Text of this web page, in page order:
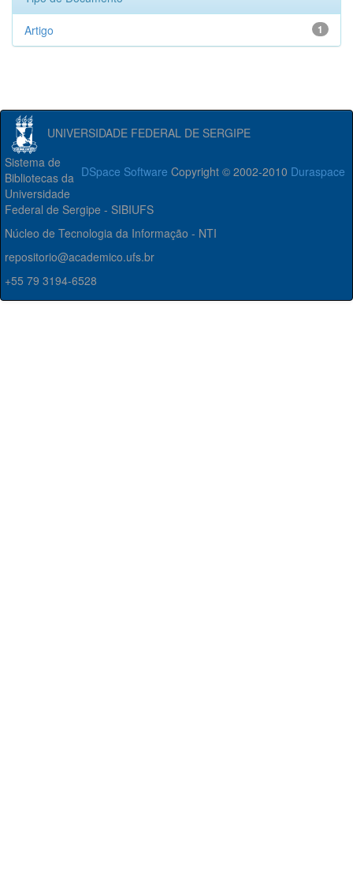
1
Artigo
UNIVERSIDADE FEDERAL DE SERGIPE
DSpace Software Copyright © 2002-2010 Duraspace
Sistema de
Bibliotecas da
Universidade
Federal de Sergipe - SIBIUFS
Núcleo de Tecnologia da Informação - NTI
repositorio@academico.ufs.br
+55 79 3194-6528